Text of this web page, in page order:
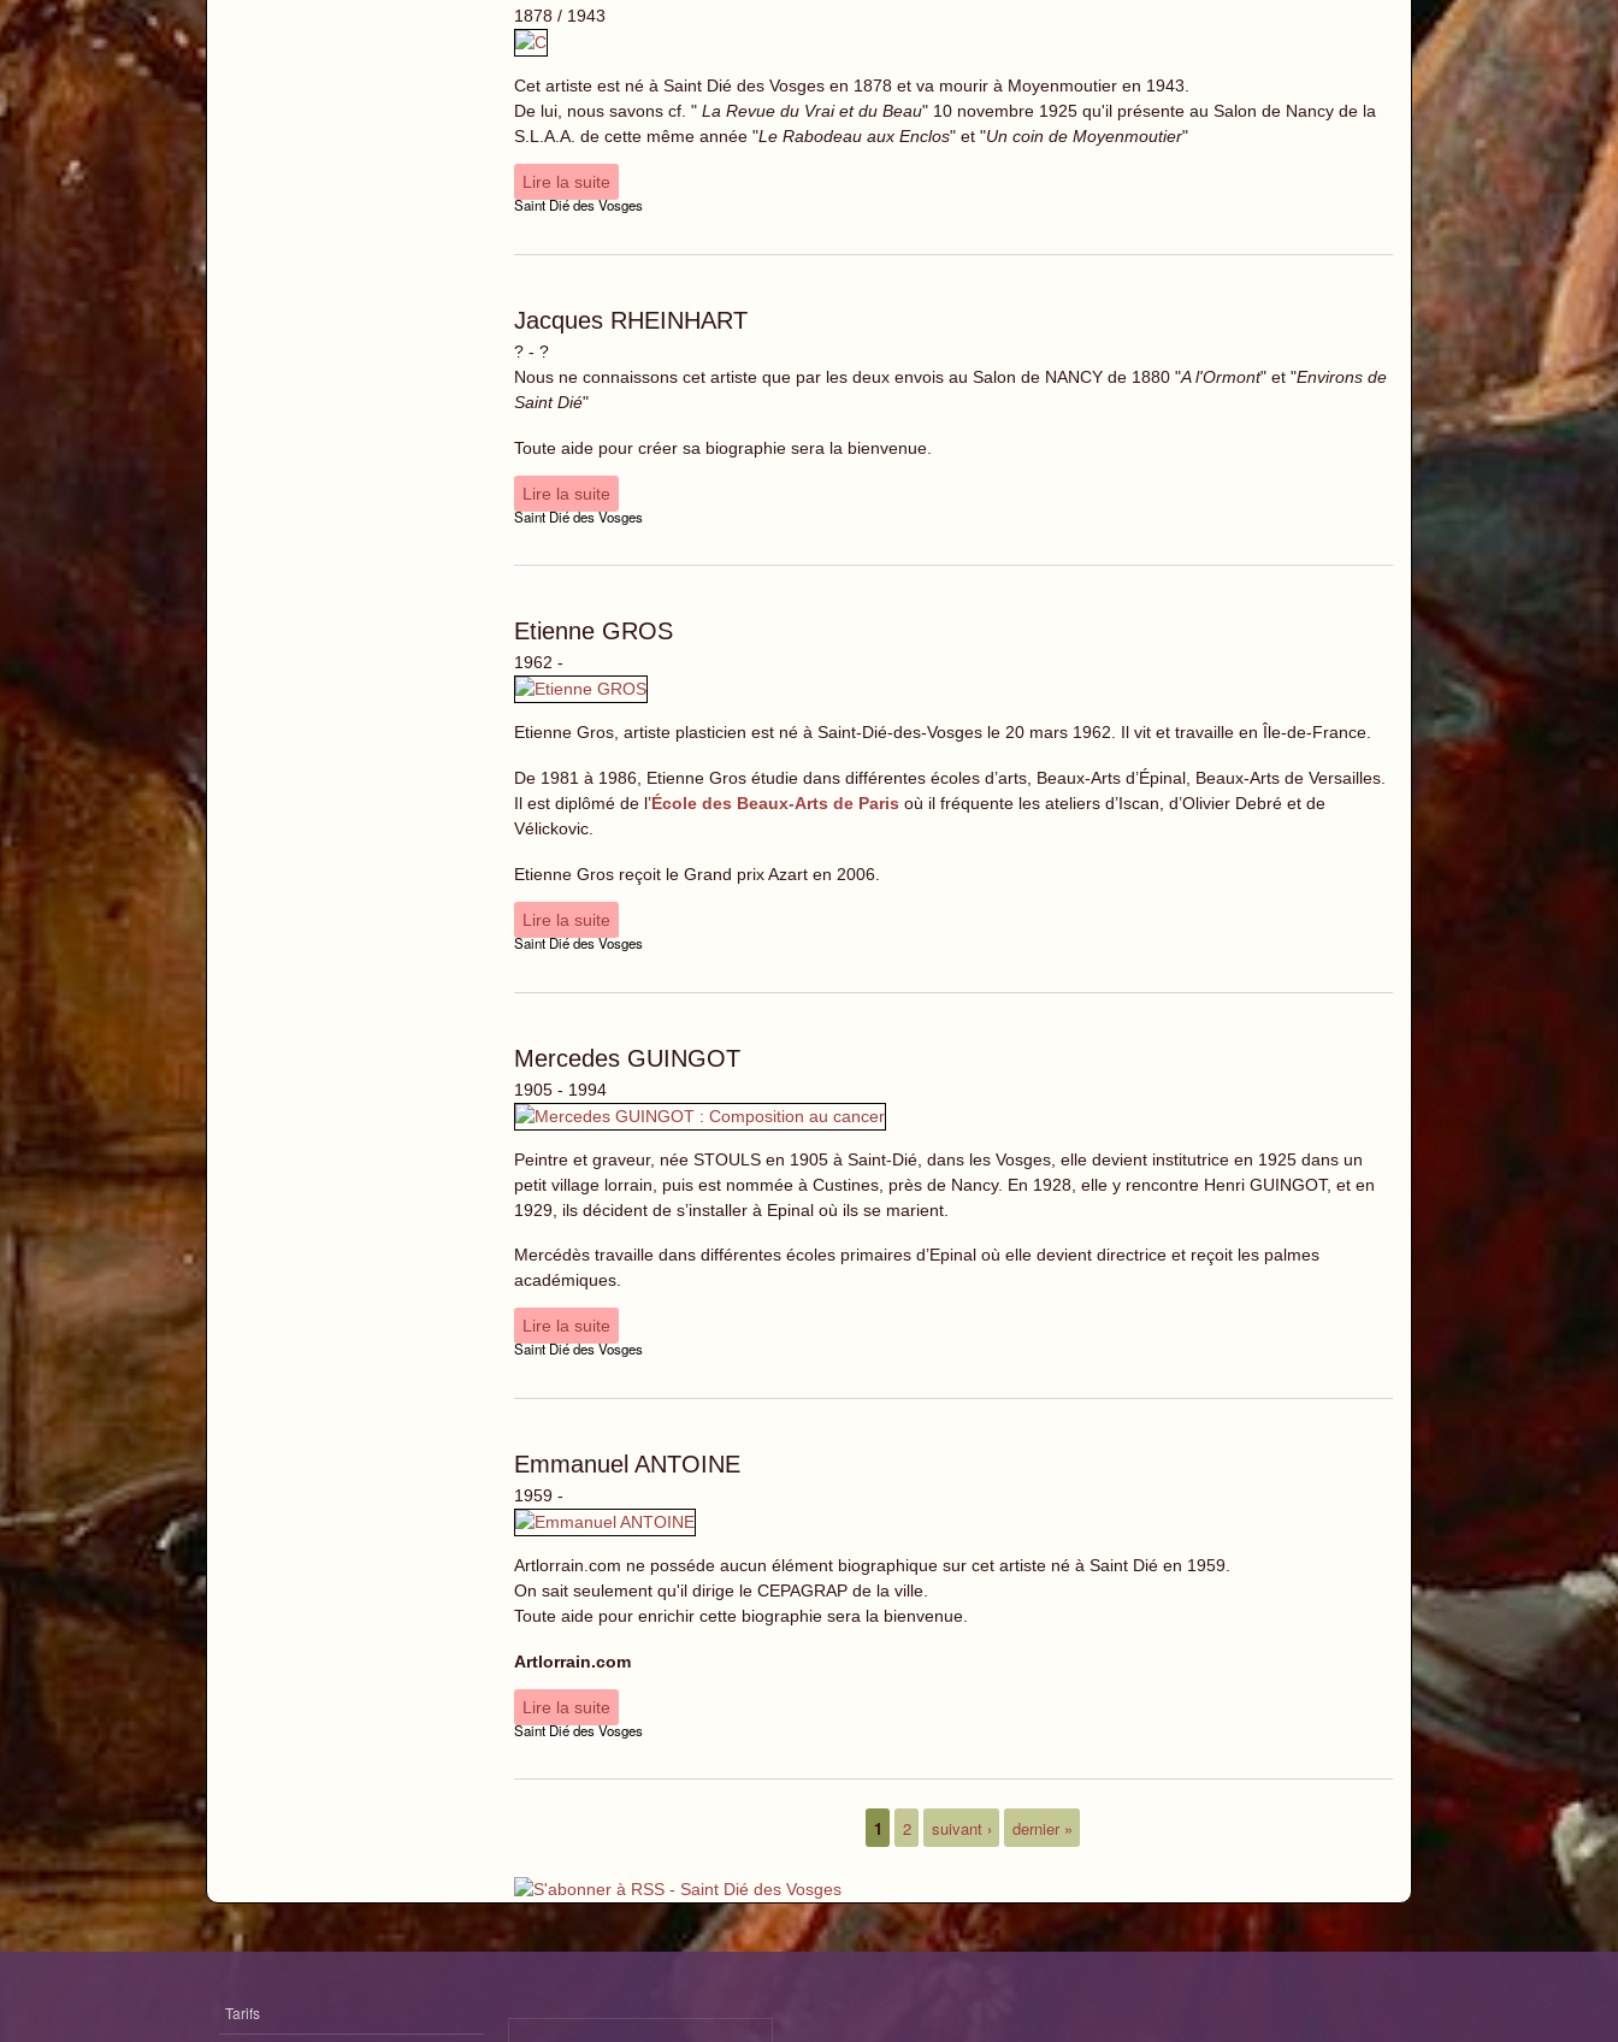
1878 / 1943
Cet artiste est né à Saint Dié des Vosges en 1878 et va mourir à Moyenmoutier en 1943.
De lui, nous savons cf. " La Revue du Vrai et du Beau" 10 novembre 1925 qu'il présente au Salon de Nancy de la
S.L.A.A. de cette même année "Le Rabodeau aux Enclos" et "Un coin de Moyenmoutier"
Lire la suite
Saint Dié des Vosges
Jacques RHEINHART
? - ?
Nous ne connaissons cet artiste que par les deux envois au Salon de NANCY de 1880 "A l'Ormont" et "Environs de
Saint Dié"
Toute aide pour créer sa biographie sera la bienvenue.
Lire la suite
Saint Dié des Vosges
Etienne GROS
1962 -
Etienne Gros, artiste plasticien est né à Saint-Dié-des-Vosges le 20 mars 1962. Il vit et travaille en Île-de-France.
De 1981 à 1986, Etienne Gros étudie dans différentes écoles d’arts, Beaux-Arts d’Épinal, Beaux-Arts de Versailles.
Il est diplômé de l’École des Beaux-Arts de Paris où il fréquente les ateliers d’Iscan, d’Olivier Debré et de
Vélickovic.
Etienne Gros reçoit le Grand prix Azart en 2006.
Lire la suite
Saint Dié des Vosges
Mercedes GUINGOT
1905 - 1994
Peintre et graveur, née STOULS en 1905 à Saint-Dié, dans les Vosges, elle devient institutrice en 1925 dans un
petit village lorrain, puis est nommée à Custines, près de Nancy. En 1928, elle y rencontre Henri GUINGOT, et en
1929, ils décident de s’installer à Epinal où ils se marient.
Mercédès travaille dans différentes écoles primaires d’Epinal où elle devient directrice et reçoit les palmes
académiques.
Lire la suite
Saint Dié des Vosges
Emmanuel ANTOINE
1959 -
Artlorrain.com ne posséde aucun élément biographique sur cet artiste né à Saint Dié en 1959.
On sait seulement qu'il dirige le CEPAGRAP de la ville.
Toute aide pour enrichir cette biographie sera la bienvenue.
Artlorrain.com
Lire la suite
Saint Dié des Vosges
1 2 suivant › dernier »
Tarifs